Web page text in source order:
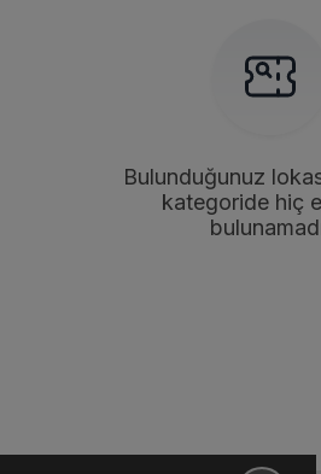
Bulunduğunuz
kategoride hiç